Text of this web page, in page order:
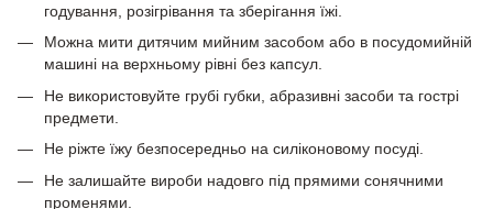
годування, розігрівання та зберігання їжі.
Можна мити дитячим мийним засобом або в посудомийній
машині на верхньому рівні без капсул.
Не використовуйте грубі губки, абразивні засоби та гострі
предмети.
Не ріжте їжу безпосередньо на силіконовому посуді.
Не залишайте вироби надовго під прямими сонячними
променями.